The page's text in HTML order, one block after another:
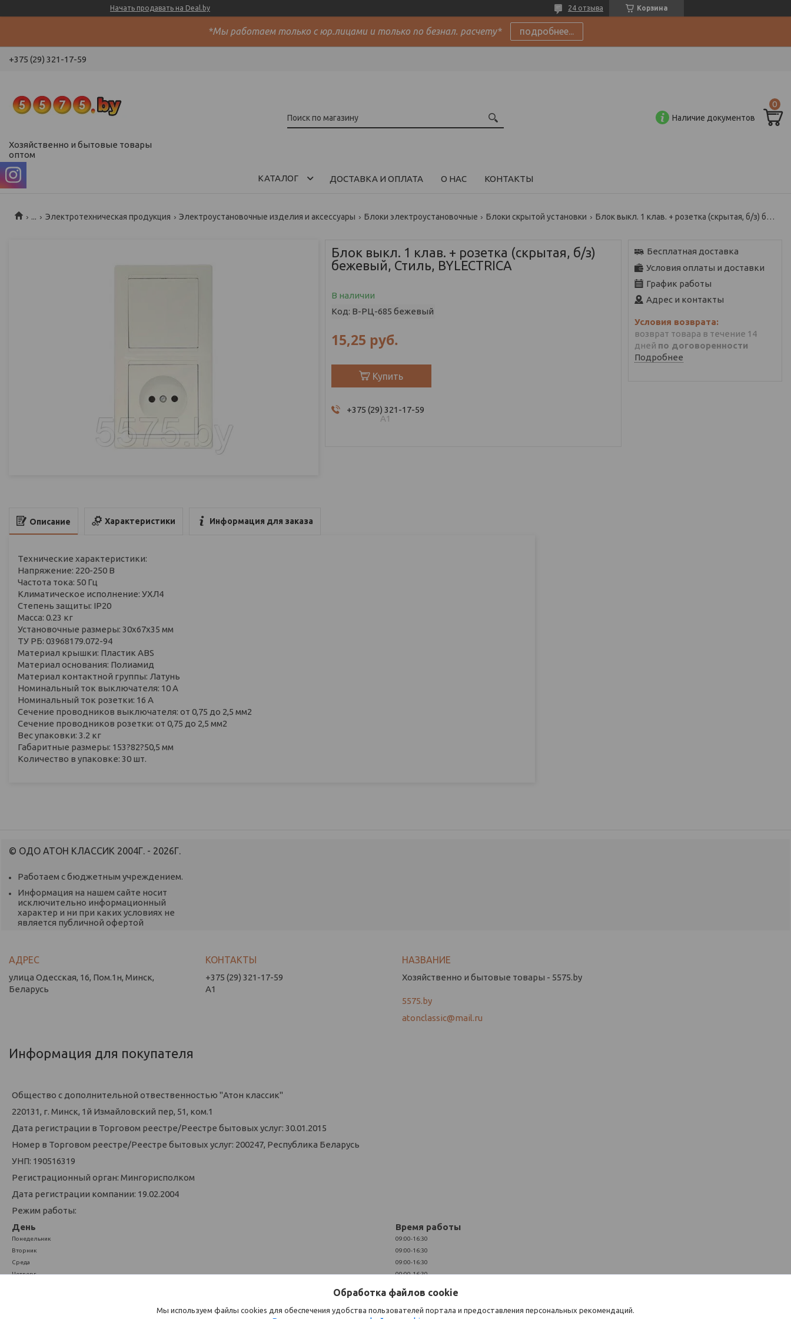
Начать продавать на Deal.by Корзина
24 отзыва
*Мы работаем только с юр.лицами и только по безнал. расчету* подробнее...
+375 (29) 321-17-59
Хозяйственно и бытовые товары
оптом
Наличие документов
КАТАЛОГ ДОСТАВКА И ОПЛАТА О НАС КОНТАКТЫ
... Электротехническая продукция Электроустановочные изделия и аксессуары Блоки электроустановочные Блоки скрытой установки Блок выкл. 1 клав. + розетка (скрытая, б/з) бежевый, стиль, bylectrica
Блок выкл. 1 клав. + розетка (скрытая, б/з)
бежевый, Стиль, BYLECTRICA
В наличии
Код: В-РЦ-685 бежевый
15,25 руб.
Купить
+375 (29) 321-17-59
А1
Бесплатная доставка
Условия оплаты и доставки
График работы
Адрес и контакты
возврат товара в течение 14
дней по договоренности
Подробнее
Описание Характеристики Информация для заказа
Технические характеристики:
Напряжение: 220-250 В
Частота тока: 50 Гц
Климатическое исполнение: УХЛ4
Степень защиты: IP20
Масса: 0.23 кг
Установочные размеры: 30x67x35 мм
ТУ РБ: 03968179.072-94
Материал крышки: Пластик ABS
Материал основания: Полиамид
Материал контактной группы: Латунь
Номинальный ток выключателя: 10 А
Номинальный ток розетки: 16 А
Сечение проводников выключателя: от 0,75 до 2,5 мм2
Сечение проводников розетки: от 0,75 до 2,5 мм2
Вес упаковки: 3.2 кг
Габаритные размеры: 153?82?50,5 мм
Количество в упаковке: 30 шт.
© ОДО АТОН КЛАССИК 2004Г. - 2026Г.
Работаем с бюджетным учреждением.
Информация на нашем сайте носит
исключительно информационный
характер и ни при каких условиях не
является публичной офертой
улица Одесская, 16, Пом.1н, Минск,
Беларусь
+375 (29) 321-17-59
А1
Хозяйственно и бытовые товары - 5575.by
5575.by
atonclassic@mail.ru
Информация для покупателя
Общество с дополнительной отвественностью "Атон классик"
220131, г. Минск, 1й Измайловский пер, 51, ком.1
Дата регистрации в Торговом реестре/Реестре бытовых услуг: 30.01.2015
Номер в Торговом реестре/Реестре бытовых услуг: 200247, Республика Беларусь
УНП: 190516319
Регистрационный орган: Мингорисполком
Дата регистрации компании: 19.02.2004
Режим работы:
День
Время работы
Понедельник
09:00-16:30
Вторник
09:00-16:30
Среда
09:00-16:30
Четверг
09:00-16:30
Выходной
Выходной
Обработка файлов cookie
Мы используем файлы cookies для обеспечения удобства пользователей портала и предоставления персональных рекомендаций.